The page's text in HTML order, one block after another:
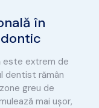
în
este extrem de
dentist rămân
greu de
mai ușor,